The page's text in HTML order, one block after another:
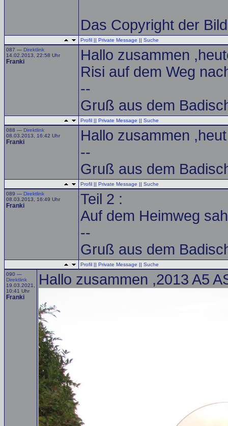
Das Copyright der
Profil || Private Message || Suche
087 — Direktlink
14.02.2013, 22:58 Uhr
Franki
Hallo zusammen
Risi auf dem Weg
--
Gruß aus dem
Profil || Private Message || Suche
088 — Direktlink
08.03.2013, 16:42 Uhr
Franki
Hallo zusammen
--
Gruß aus dem
Profil || Private Message || Suche
089 — Direktlink
08.03.2013, 16:49 Uhr
Franki
Teil 2 :
Auf dem Heimweg
--
Gruß aus dem
Profil || Private Message || Suche
090 —
Direktlink
19.03.2021,
10:41 Uhr
Franki
Hallo zusammen ,2013 A5